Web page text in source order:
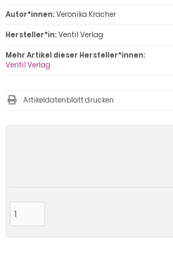
Autor*innen:Veronika Kracher
Hersteller*in:Ventil Verlag
Mehr Artikel dieser Hersteller*innen:
Ventil Verlag
Artikeldatenblatt drucken